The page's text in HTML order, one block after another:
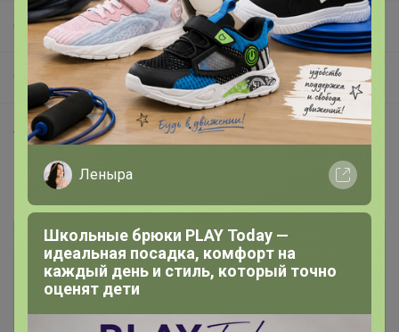
СП384 Mona Liza КПБ подушки и одеяла! РАСПРОДАЖА! Экспресс-закупка со склада в Красноярске!
Отдельные предметы: простыни, пододеяльники, наволочки
Артикул 590102/04
Комментарии
Леныра
Школьные брюки PLAY Today —
идеальная посадка, комфорт на
каждый день и стиль, который точно
оценят дети